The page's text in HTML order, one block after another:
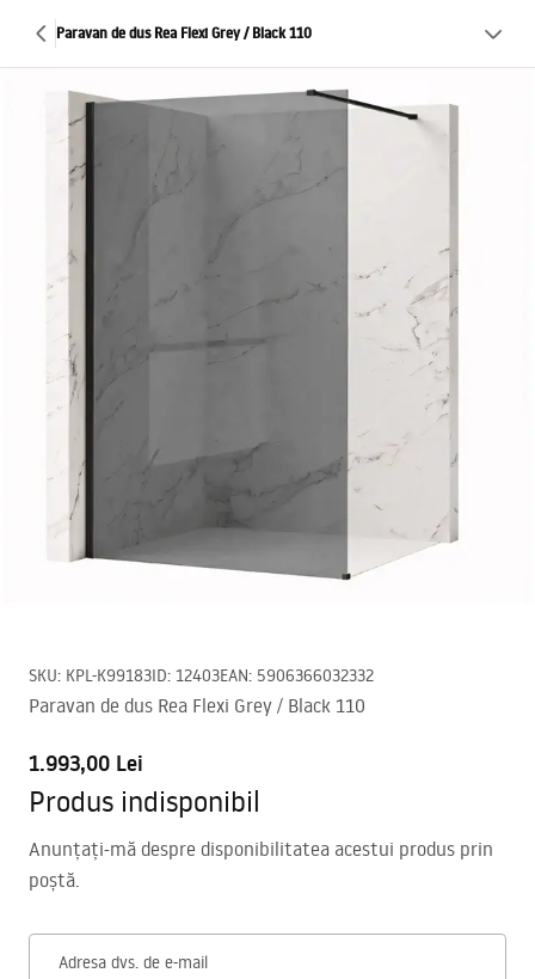
Paravan de dus Rea Flexi Grey / Black 110
SKU: KPL-K99183ID: 12403EAN: 5906366032332
Paravan de dus Rea Flexi Grey / Black 110
1.993,00 Lei
Produs indisponibil
Anunțați-mă despre disponibilitatea acestui produs prin
poștă.
Adresa dvs. de e-mail